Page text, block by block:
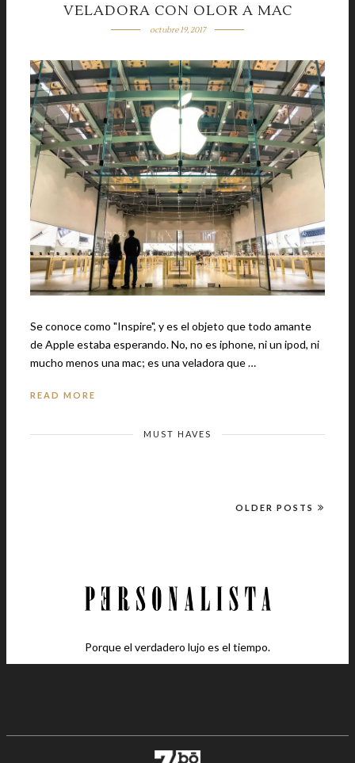
VELADORA CON OLOR A MAC
octubre 19, 2017
Se conoce como "Inspire", y es el objeto que todo amante
de Apple estaba esperando. No, no es iphone, ni un ipod, ni
mucho menos una mac; es una veladora que …
READ MORE
MUST HAVES
OLDER POSTS
Porque el verdadero lujo es el tiempo.